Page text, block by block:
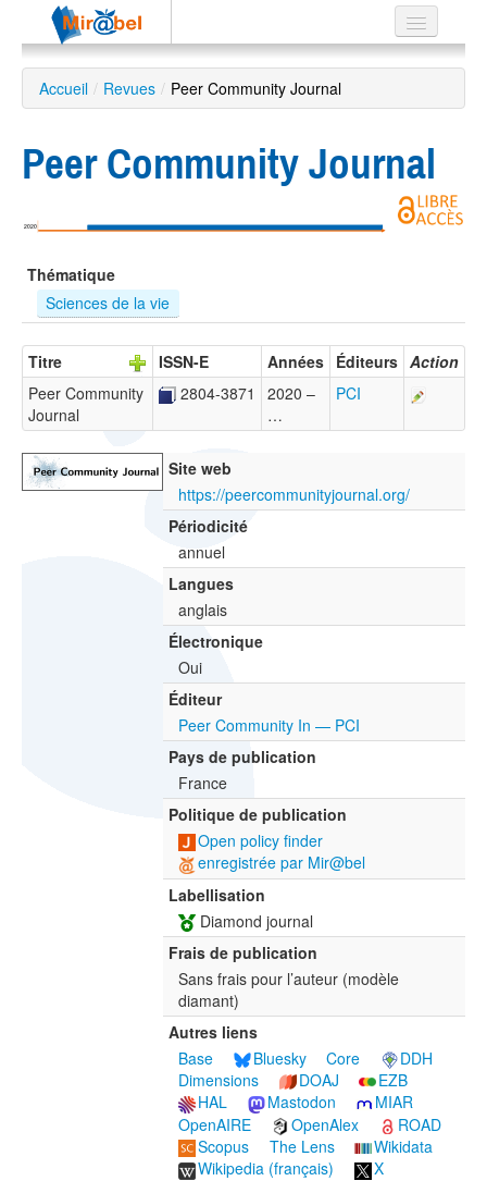
Le réseau
Soutien
Recherche
avancée
EN
ES
?
Accueil / Revues / Peer Community Journal
Peer Community Journal
2020
Thématique
Sciences de la vie
Titre ISSN-E Années Éditeurs Action
Peer Community
Journal
2804-3871
2020 –
…
PCI
Site web
https://peercommunityjournal.org/
Périodicité
annuel
Langues
anglais
Électronique
Oui
Éditeur
Peer Community In — PCI
Pays de publication
France
Politique de publication
Open policy finder
enregistrée par Mir@bel
Labellisation
Diamond journal
Frais de publication
Sans frais pour l’auteur (modèle
diamant)
Autres liens
Base
Bluesky Core
DDH
Dimensions
DOAJ
EZB
HAL
Mastodon
MIAR
OpenAIRE
OpenAlex
ROAD
Scopus
The Lens
Wikidata
Wikipedia (français)
X